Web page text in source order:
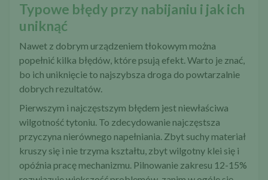
Typowe błędy przy nabijaniu i jak ich
uniknąć
Nawet z dobrym urządzeniem tłokowym można
popełnić kilka błędów, które psują efekt. Warto je znać,
bo ich uniknięcie to najszybsza droga do powtarzalnie
dobrych rezultatów.
Pierwszym i najczęstszym błędem jest niewłaściwa
wilgotność tytoniu. To zdecydowanie najczęstsza
przyczyna nierównego napełniania. Zbyt suchy materiał
kruszy się i nie trzyma kształtu, zbyt wilgotny klei się i
opóźnia pracę mechanizmu. Pilnowanie zakresu 12-15%